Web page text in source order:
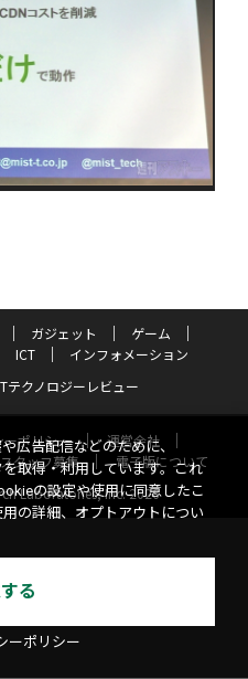
ガジェット
ゲーム
ICT
インフォメーション
テクノロジーレビュー
ポリシー
運営会社
スタッフ募集
電子版について
Laboratories, Inc. 2026
広告配信などのために、
取得・利用しています。これ
の設定や使用に同意したこ
の詳細、オプトアウトについ
る
ーポリシー